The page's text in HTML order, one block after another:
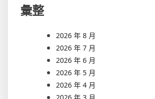
彙整
2026 年 8 月
2026 年 7 月
2026 年 6 月
2026 年 5 月
2026 年 4 月